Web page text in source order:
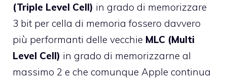
(Triple Level Cell) in grado di memorizzare
3 bit per cella di memoria fossero davvero
più performanti delle vecchie MLC (Multi
Level Cell) in grado di memorizzarne al
massimo 2 e che comunque Apple continua